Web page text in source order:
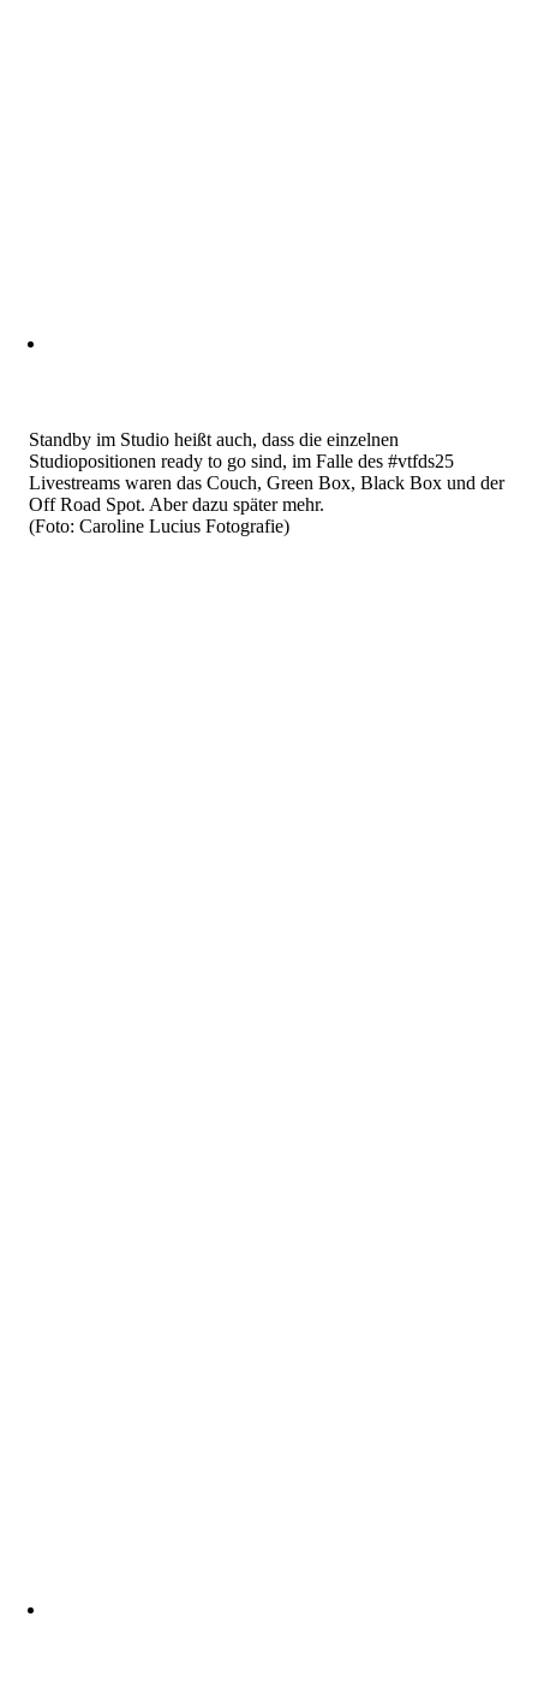
Standby im Studio heißt auch, dass die einzelnen
Studiopositionen ready to go sind, im Falle des #vtfds25
Livestreams waren das Couch, Green Box, Black Box und der
Off Road Spot. Aber dazu später mehr.
(Foto: Caroline Lucius Fotografie)